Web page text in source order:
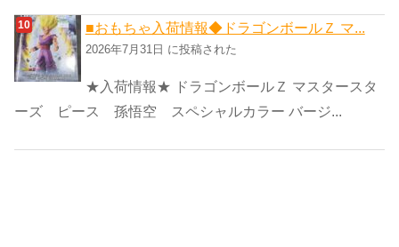
■おもちゃ入荷情報◆ドラゴンボールＺ マ...
2026年7月31日 に投稿された
★入荷情報★ ドラゴンボールＺ マスタースタ
ーズ ピース 孫悟空 スペシャルカラー バージ...